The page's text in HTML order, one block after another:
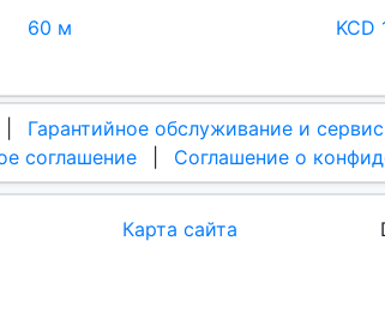
60 м KCD
Гарантийное обслуживание и сервис
соглашение Соглашение о
Карта сайта